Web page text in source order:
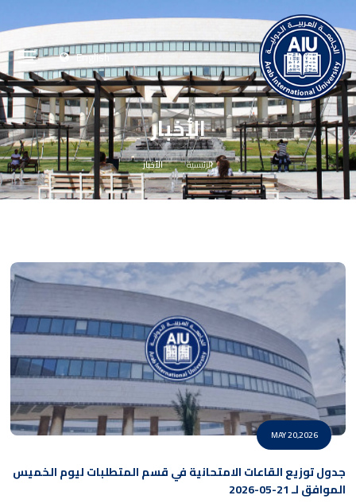
English
الأخبار
الرئيسية الأخبار
MAY 20,2026
جدول توزيع القاعات الامتحانية في قسم المتطلبات ليوم الخميس
الموافق لـ 21-05-2026